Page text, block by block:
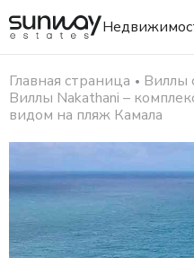
Главная страница
Виллы
Виллы Nakathani –
видом на пляж Камала